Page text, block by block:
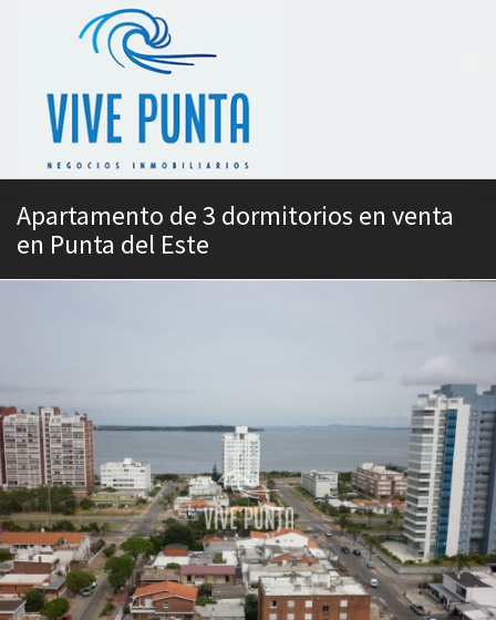
Apartamento de 3 dormitorios en venta
en Punta del Este